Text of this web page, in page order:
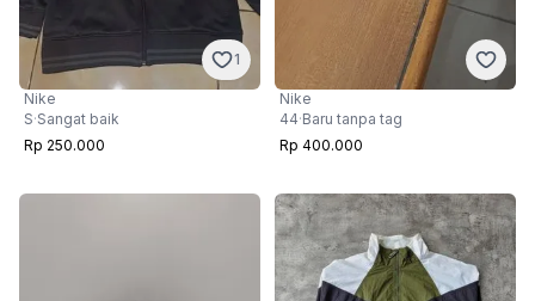
1
Nike
S·Sangat baik
Rp 250.000
Nike
44·Baru tanpa tag
Rp 400.000